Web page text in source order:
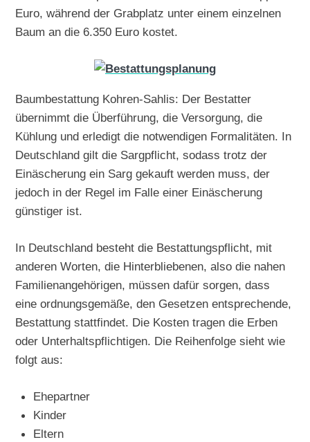
Euro, während der Grabplatz unter einem einzelnen
Baum an die 6.350 Euro kostet.
Baumbestattung Kohren-Sahlis: Der Bestatter
übernimmt die Überführung, die Versorgung, die
Kühlung und erledigt die notwendigen Formalitäten. In
Deutschland gilt die Sargpflicht, sodass trotz der
Einäscherung ein Sarg gekauft werden muss, der
jedoch in der Regel im Falle einer Einäscherung
günstiger ist.
In Deutschland besteht die Bestattungspflicht, mit
anderen Worten, die Hinterbliebenen, also die nahen
Familienangehörigen, müssen dafür sorgen, dass
eine ordnungsgemäße, den Gesetzen entsprechende,
Bestattung stattfindet. Die Kosten tragen die Erben
oder Unterhaltspflichtigen. Die Reihenfolge sieht wie
folgt aus:
Ehepartner
Kinder
Eltern